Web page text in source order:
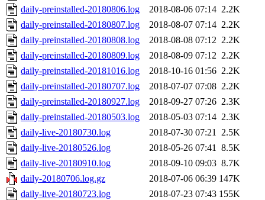
daily-preinstalled-20180806.log
2018-08-06 07:14 2.2K
daily-preinstalled-20180807.log
2018-08-07 07:14 2.2K
daily-preinstalled-20180808.log
2018-08-08 07:12 2.2K
daily-preinstalled-20180809.log
2018-08-09 07:12 2.2K
daily-preinstalled-20181016.log
2018-10-16 01:56 2.2K
daily-preinstalled-20180707.log
2018-07-07 07:08 2.2K
daily-preinstalled-20180927.log
2018-09-27 07:26 2.3K
daily-preinstalled-20180503.log
2018-05-03 07:14 2.3K
daily-live-20180730.log
2018-07-30 07:21 2.5K
daily-live-20180526.log
2018-05-26 07:41 8.5K
daily-live-20180910.log
2018-09-10 09:03 8.7K
daily-20180706.log.gz
2018-07-06 06:39 147K
daily-live-20180723.log
2018-07-23 07:43 155K